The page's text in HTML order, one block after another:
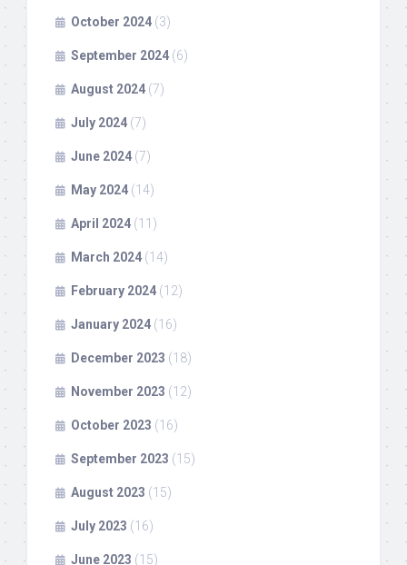
October 2024 (3)
September 2024 (6)
August 2024 (7)
July 2024 (7)
June 2024 (7)
May 2024 (14)
April 2024 (11)
March 2024 (14)
February 2024 (12)
January 2024 (16)
December 2023 (18)
November 2023 (12)
October 2023 (16)
September 2023 (15)
August 2023 (15)
July 2023 (16)
June 2023 (15)